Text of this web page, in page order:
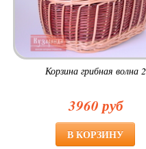
Корзина грибная волна 2
3960 руб